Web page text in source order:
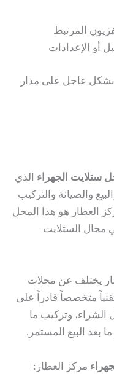
المرتبط
أو الإعدادات
بشكل عاجل على مدار
ستلايت الجهراء الذي
والصيانة والتركيب
العطار هو هذا المحل
مجال الستلايت
يختلف عن محلات
متخصصاً قادراً على
الشراء، وتركيب ما
بعد البيع المستمر.
مركز العطار: